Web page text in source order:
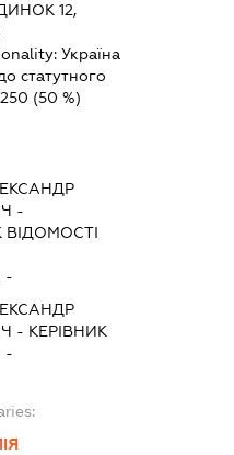
12,
Україна
статутного
(50 %)
-
ВІДОМОСТІ
-
- КЕРІВНИК
-